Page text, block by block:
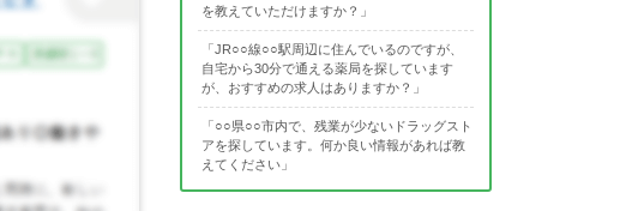
を教えていただけますか？」
「JR○○線○○駅周辺に住んでいるのですが、
自宅から30分で通える薬局を探しています
が、おすすめの求人はありますか？」
「○○県○○市内で、残業が少ないドラッグスト
アを探しています。何か良い情報があれば教
えてください」